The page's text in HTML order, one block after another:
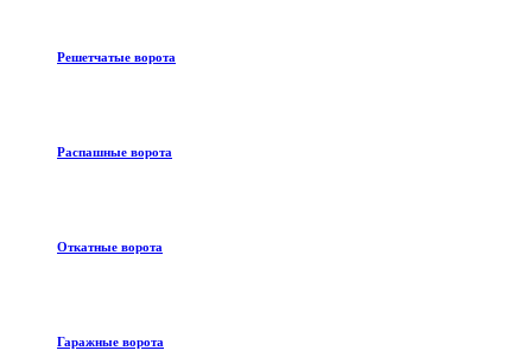
Решетчатые ворота
Распашные ворота
Откатные ворота
Гаражные ворота